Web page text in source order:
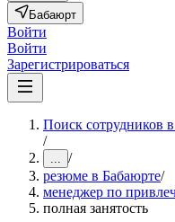
Бабаюрт
Войти
Войти
Зарегистрироваться
Поиск сотрудников
/
... /
резюме в Бабаюрте/
менеджер по
полная занятость